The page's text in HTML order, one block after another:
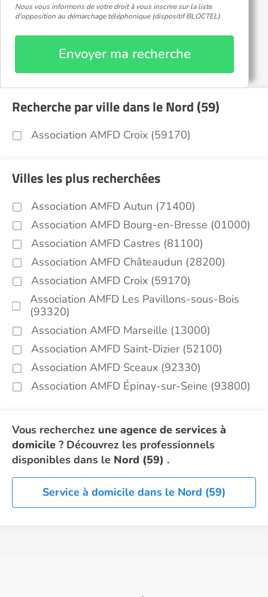
Nous vous informons de votre droit à vous inscrire sur la liste
d'opposition au démarchage téléphonique (dispositif BLOCTEL).
Envoyer ma recherche
Recherche par ville dans le Nord (59)
Association AMFD Croix (59170)
Villes les plus recherchées
Association AMFD Autun (71400)
Association AMFD Bourg-en-Bresse (01000)
Association AMFD Castres (81100)
Association AMFD Châteaudun (28200)
Association AMFD Croix (59170)
Association AMFD Les Pavillons-sous-Bois
(93320)
Association AMFD Marseille (13000)
Association AMFD Saint-Dizier (52100)
Association AMFD Sceaux (92330)
Association AMFD Épinay-sur-Seine (93800)
Vous recherchez une agence de services à
domicile ? Découvrez les professionnels
disponibles dans le Nord (59) .
Service à domicile dans le Nord (59)